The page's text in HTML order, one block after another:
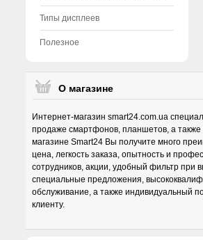
Типы дисплеев
Полезное
О магазине
Интернет-магазин smart24.com.ua
продаже смартфонов, планшетов, а также
магазине Smart24 Вы получите много
цена, легкость заказа, опытность и
сотрудников, акции, удобный фильтр при
специальные предложения,
обслуживание, а также индивидуальный
клиенту.